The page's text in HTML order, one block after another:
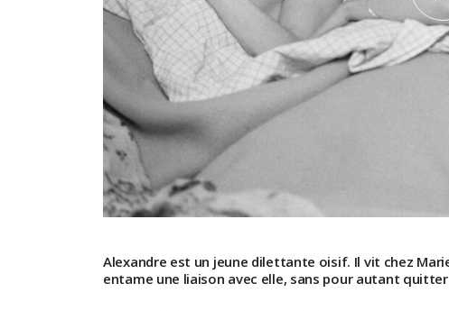
Alexandre est un jeune dilettante oisif. Il vit chez
entame une liaison avec elle, sans pour autant